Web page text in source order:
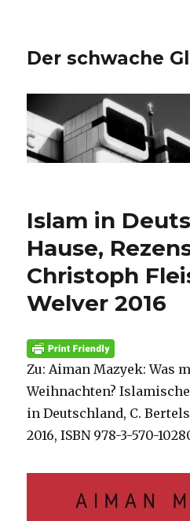
Der schwache
Islam in
Hause,
Christoph
Welver 2016
Zu: Aiman Mazyek: Was
Weihnachten?
in Deutschland, C.
2016, ISBN 978-3-570-